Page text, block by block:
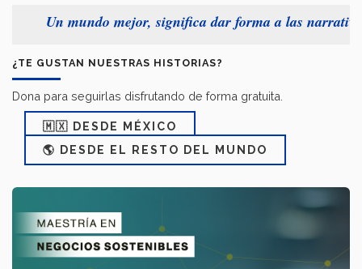
Un mundo mejor, significa dar forma a las
¿TE GUSTAN NUESTRAS HISTORIAS?
Dona para seguirlas disfrutando de forma gratuita.
🇲🇽 DESDE MÉXICO
🌎 DESDE EL RESTO DEL MUNDO